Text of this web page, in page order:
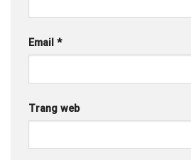
Email *
Trang web